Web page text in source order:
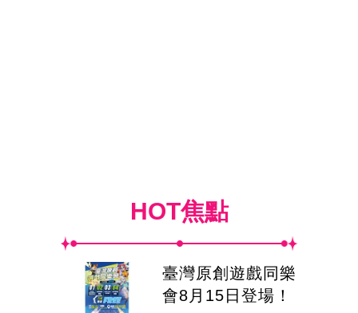
HOT焦點
臺灣原創遊戲同樂
會8月15日登場！